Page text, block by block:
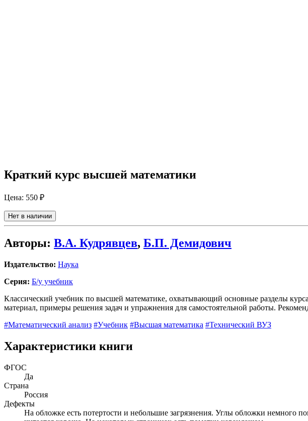
Краткий курс высшей математики
Цена: 550 ₽
Нет в наличии
Авторы: В.А. Кудрявцев, Б.П. Демидович
Издательство: Наука
Серия: Б/у учебник
Классический учебник по высшей математике, охватывающий основные разделы
материал, примеры решения задач и упражнения для самостоятельной работы.
#Математический анализ #Учебник #Высшая математика #Технический ВУЗ
Характеристики книги
ФГОС
Да
Страна
Россия
Дефекты
На обложке есть потертости и небольшие загрязнения. Углы обложки немного